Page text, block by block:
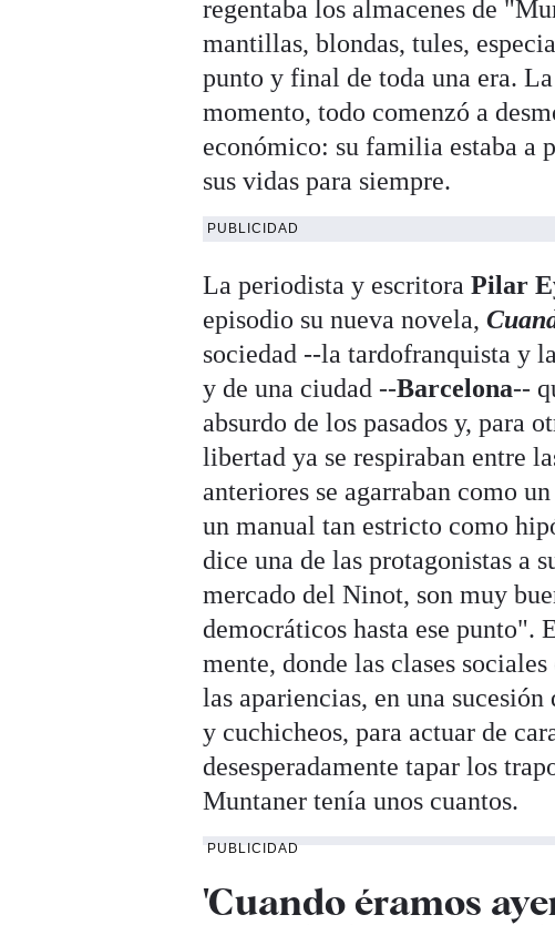
regentaba los almacenes de
mantillas, blondas, tules,
punto y final de toda una era.
momento, todo comenzó a
económico: su familia estaba a
sus vidas para siempre.
PUBLICIDAD
La periodista y escritoraPilar
episodio su nueva novela,
sociedad --la tardofranquista y
y de una ciudad --Barcelona--
absurdo de los pasados y, para
libertad ya se respiraban entre
anteriores se agarraban como
un manual tan estricto como
dice una de las protagonistas a
mercado del Ninot, son muy
democráticos hasta ese punto".
mente, donde las clases
las apariencias, en una
y cuchicheos, para actuar de
desesperadamente tapar los
Muntaner tenía unos cuantos.
PUBLICIDAD
'Cuando éramos